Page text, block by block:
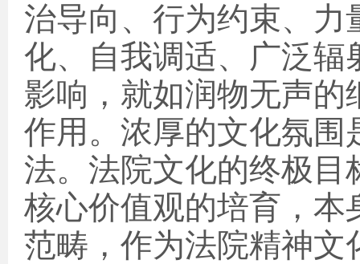
治导向、行为约束、
化、自我调适、广泛辐
影响，就如润物无声
作用。浓厚的文化氛围
法。法院文化的终极
核心价值观的培育，本
范畴，作为法院精神文